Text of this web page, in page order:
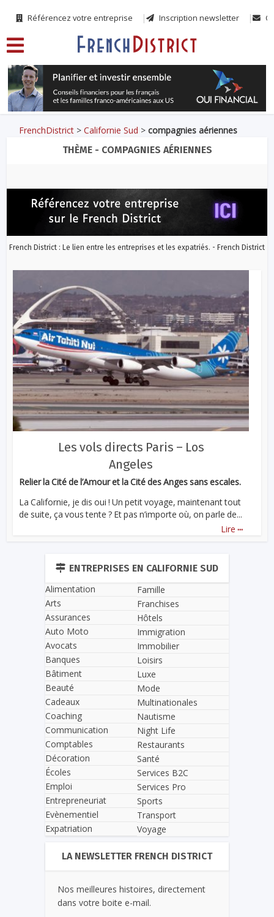
Référencez votre entreprise Inscription newsletter
FrenchDistrict >Californie Sud >compagnies aériennes
THÈME - COMPAGNIES AÉRIENNES
French District : Le lien entre les entreprises et les expatriés. - French District
Les vols directs Paris – Los
Angeles
Relier la Cité de l’Amour et la Cité des Anges sans escales.
La Californie, je dis oui ! Un petit voyage, maintenant tout
de suite, ça vous tente ? Et pas n’importe où, on parle de...
Lire ...
ENTREPRISES EN CALIFORNIE SUD
Alimentation
Arts
Assurances
Auto Moto
Avocats
Banques
Bâtiment
Beauté
Cadeaux
Coaching
Communication
Comptables
Décoration
Écoles
Emploi
Entrepreneuriat
Evènementiel
Expatriation
Famille
Franchises
Hôtels
Immigration
Immobilier
Loisirs
Luxe
Mode
Multinationales
Nautisme
Night Life
Restaurants
Santé
Services B2C
Services Pro
Sports
Transport
Voyage
LA NEWSLETTER FRENCH DISTRICT
Nos meilleures histoires, directement
dans votre boite e-mail.